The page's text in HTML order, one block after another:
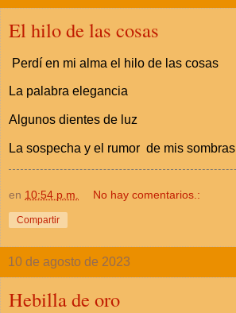
El hilo de las cosas
Perdí en mi alma el hilo de las cosas
La palabra elegancia
Algunos dientes de luz
La sospecha y el rumor de mis sombras
en 10:54 p.m. No hay comentarios.:
Compartir
10 de agosto de 2023
Hebilla de oro